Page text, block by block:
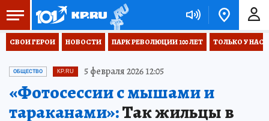
СВОИ ГЕРОИ НОВОСТИ ПАРК РЕВОЛЮЦИИ 100 ЛЕТ ТОЛЬКО У НАС
ОБЩЕСТВО KP.RU 5 февраля 2026 12:05
«Фотосессии с мышами и
тараканами»:Так жильцы в